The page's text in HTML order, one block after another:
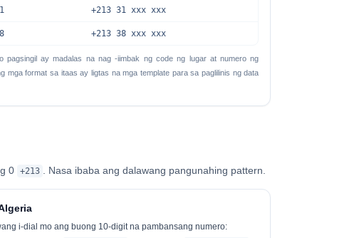
+213 31 xxx xxx
+213 38 xxx xxx
pagsingil ay madalas na nag -iimbak ng code ng lugar at numero ng
mga format sa itaas ay ligtas na mga template para sa paglilinis ng data
0 +213 . Nasa ibaba ang dalawang pangunahing pattern.
i-dial mo ang buong 10-digit na pambansang numero: